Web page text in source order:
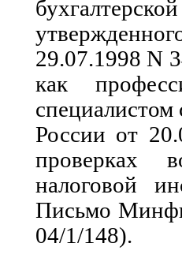
29.07.1998 N
как
России от
проверках
налоговой
Письмо
04/1/148).